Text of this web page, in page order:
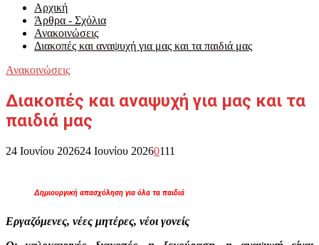
Αρχική
Άρθρα - Σχόλια
Ανακοινώσεις
Διακοπές και αναψυχή για μας και τα παιδιά μας
Ανακοινώσεις
Διακοπές και αναψυχή για μας και τα
παιδιά μας
24 Ιουνίου 202624 Ιουνίου 20260111
Δημιουργική απασχόληση για όλα τα παιδιά
Εργαζόμενες, νέες μητέρες, νέοι γονείς